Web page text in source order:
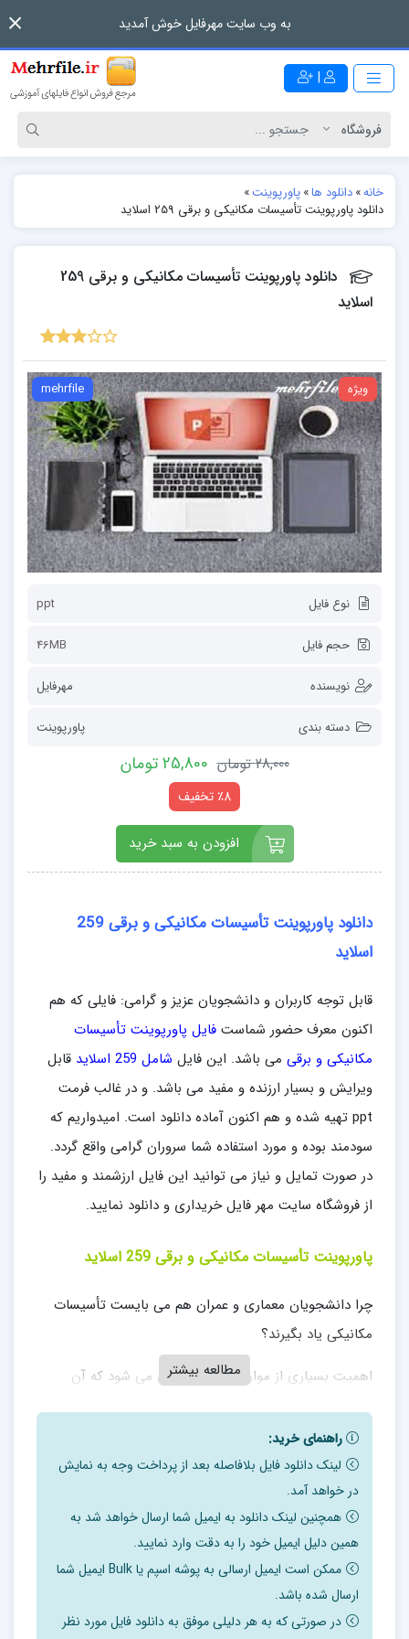
به وب سایت مهرفایل خوش آمدید
|
خانه»دانلود ها»پاورپوینت»
دانلود پاورپوینت تأسیسات مکانیکی و برقی 259 اسلاید
دانلود پاورپوینت تأسیسات مکانیکی و برقی 259
اسلاید
ویژه mehrfile
نوع فایل ppt
حجم فایل 46MB
نویسنده مهرفایل
دسته بندی پاورپوینت
28,000 تومان 25,800 تومان
٪8 تخفیف
افزودن به سبد خرید
دانلود پاورپوینت تأسیسات مکانیکی و برقی 259
اسلاید
قابل توجه کاربران و دانشجویان عزیز و گرامی: فایلی که هم
اکنون معرف حضور شماست فایل پاورپوینت تأسیسات
مکانیکی و برقی می باشد. این فایل شامل 259 اسلاید
قابل
ویرایش و بسیار ارزنده و مفید می باشد. و در غالب فرمت
ppt تهیه شده و هم اکنون آماده دانلود است. امیدواریم که
سودمند بوده و مورد استفاده شما سروران گرامی واقع گردد.
در صورت تمایل و نیاز می توانید این فایل ارزشمند و مفید را
از فروشگاه سایت مهر فایل خریداری و دانلود نمایید.
پاورپوینت تأسیسات مکانیکی و برقی 259 اسلاید
چرا دانشجویان معماری و عمران هم می بایست تأسیسات
مکانیکی یاد بگیرند؟
اهمیت بسیاری از موارد زمانی مشخص می شود که آن
شما ساختمانی رو بدون تهویه و سیستم های گرمایشی و
سرمایشی مناسب در نظر بگیرید. اگر چنین
ساختمانی با بهترین و شیک ترین مصالح هم ساخته شده
باشد، استفاده از آن ممکن نیست.
هر ساختمانی اعم از کوچک یا بزرگ، عمومی یا خصوصی
نیازمند تأسیسات حداقلی برای تأمین،
مطالعه بیشتر
راهنمای خرید:
لینک دانلود فایل بلافاصله بعد از پرداخت وجه به نمایش
در خواهد آمد.
همچنین لینک دانلود به ایمیل شما ارسال خواهد شد به
همین دلیل ایمیل خود را به دقت وارد نمایید.
ممکن است ایمیل ارسالی به پوشه اسپم یا Bulk ایمیل شما
ارسال شده باشد.
در صورتی که به هر دلیلی موفق به دانلود فایل مورد نظر